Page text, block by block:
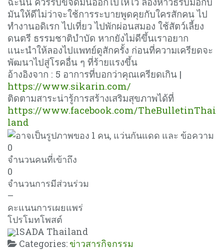
มันให้ดีไม่ว่าจะใช้การระบายพูดคุยกับใครสักคน ไป
ทำงานอดิเรก ไปเที่ยว ไปพักผ่อนสมอง ใช้สัตว์เลี้ยง
ดนตรี ธรรมชาติบำบัด หากยังไม่ดีขึ้นเราอยาก
แนะนำให้ลองไปแพทย์ดูสักครั้ง ก่อนที่ความเครียดจะ
พัฒนาไปสู่โรคอื่น ๆ ที่ร้ายแรงขึ้น
อ้างอิงจาก : 5 อาการที่บอกว่าคุณเครียดเกิน |
https://www.sikarin.com/
ติดตามสาระน่ารู้การสร้างเสริมสุขภาพได้ที่
https://www.facebook.com/TheBulletinThai
land
0
จำนวนคนที่เข้าถึง
0
จำนวนการมีส่วนร่วม
–
คะแนนการเผยแพร่
โปรโมทโพสต์
1SADA Thailand
Categories: ข่าวสารกิจกรรม